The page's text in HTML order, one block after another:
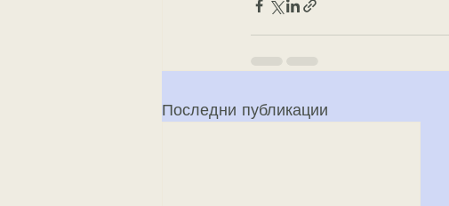
Последни публикации